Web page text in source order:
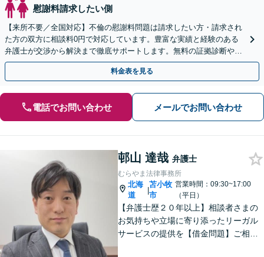
慰謝料請求したい側
【来所不要／全国対応】不倫の慰謝料問題は請求したい方・請求され
た方の双方に相談料0円で対応しています。豊富な実績と経験のある
弁護士が交渉から解決まで徹底サポートします。無料の証拠診断や着
手金の返還保証もありますので安心してご相談ください。
料金表を見る
電話でお問い合わせ メールでお問い合わせ
邨山 達哉 弁護士
むらやま法律事務所
北海
道
|
苫小牧
市
営業時間：09:30~17:00
（平日）
【弁護士歴２０年以上】相談者さまの
お気持ちや立場に寄り添ったリーガル
サービスの提供を【借金問題】ご相談